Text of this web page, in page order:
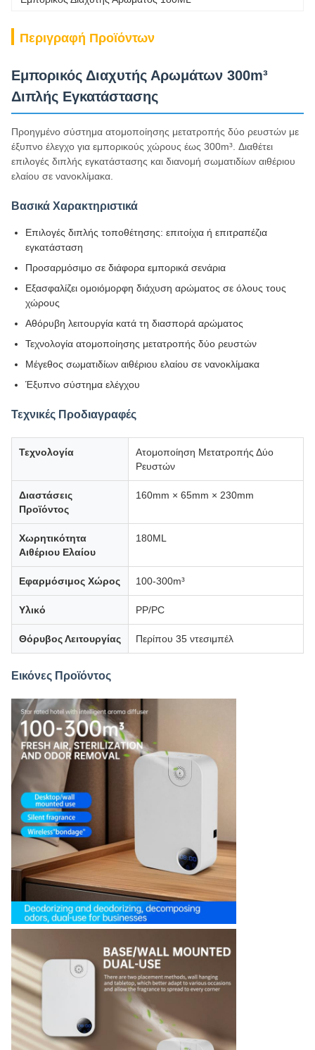
Περιγραφή Προϊόντων
Εμπορικός Διαχυτής Αρωμάτων 300m³
Διπλής Εγκατάστασης
Προηγμένο σύστημα ατομοποίησης μετατροπής δύο ρευστών με
έξυπνο έλεγχο για εμπορικούς χώρους έως 300m³. Διαθέτει
επιλογές διπλής εγκατάστασης και διανομή σωματιδίων αιθέριου
ελαίου σε νανοκλίμακα.
Βασικά Χαρακτηριστικά
Επιλογές διπλής τοποθέτησης: επιτοίχια ή επιτραπέζια
εγκατάσταση
Προσαρμόσιμο σε διάφορα εμπορικά σενάρια
Εξασφαλίζει ομοιόμορφη διάχυση αρώματος σε όλους τους
χώρους
Αθόρυβη λειτουργία κατά τη διασπορά αρώματος
Τεχνολογία ατομοποίησης μετατροπής δύο ρευστών
Μέγεθος σωματιδίων αιθέριου ελαίου σε νανοκλίμακα
Έξυπνο σύστημα ελέγχου
Τεχνικές Προδιαγραφές
Τεχνολογία
Ατομοποίηση Μετατροπής Δύο
Ρευστών
Διαστάσεις
Προϊόντος
160mm × 65mm × 230mm
Χωρητικότητα
Αιθέριου Ελαίου
180ML
Εφαρμόσιμος Χώρος 100-300m³
Υλικό PP/PC
Θόρυβος Λειτουργίας Περίπου 35 ντεσιμπέλ
Εικόνες Προϊόντος